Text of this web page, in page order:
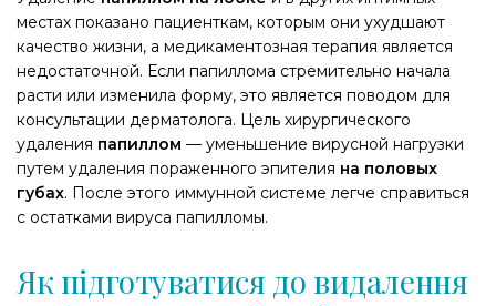
местах показано пациенткам, которым они ухудшают
качество жизни, а медикаментозная терапия является
недостаточной. Если папиллома стремительно начала
расти или изменила форму, это является поводом для
консультации дерматолога. Цель хирургического
удаления папиллом — уменьшение вирусной нагрузки
путем удаления пораженного эпителия на половых
губах. После этого иммунной системе легче справиться
с остатками вируса папилломы.
Як підготуватися до видалення